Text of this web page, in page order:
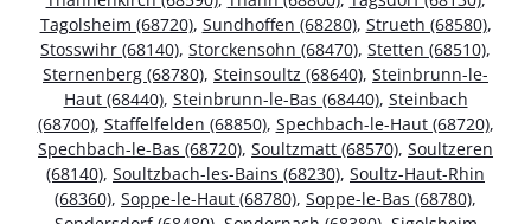
Tagolsheim (68720), Sundhoffen (68280), Strueth (68580),
Stosswihr (68140), Storckensohn (68470), Stetten (68510),
Sternenberg (68780), Steinsoultz (68640), Steinbrunn-le-
Haut (68440), Steinbrunn-le-Bas (68440), Steinbach
(68700), Staffelfelden (68850), Spechbach-le-Haut (68720),
Spechbach-le-Bas (68720), Soultzmatt (68570), Soultzeren
(68140), Soultzbach-les-Bains (68230), Soultz-Haut-Rhin
(68360), Soppe-le-Haut (68780), Soppe-le-Bas (68780),